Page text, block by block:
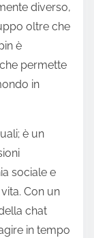
diverso,
oltre che
è
permette
in
è un
sociale e
Con un
chat
in tempo